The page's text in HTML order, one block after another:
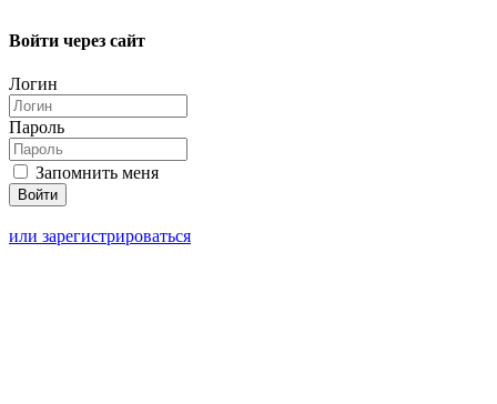
Войти через сайт
Логин
Пароль
Запомнить меня
или зарегистрироваться